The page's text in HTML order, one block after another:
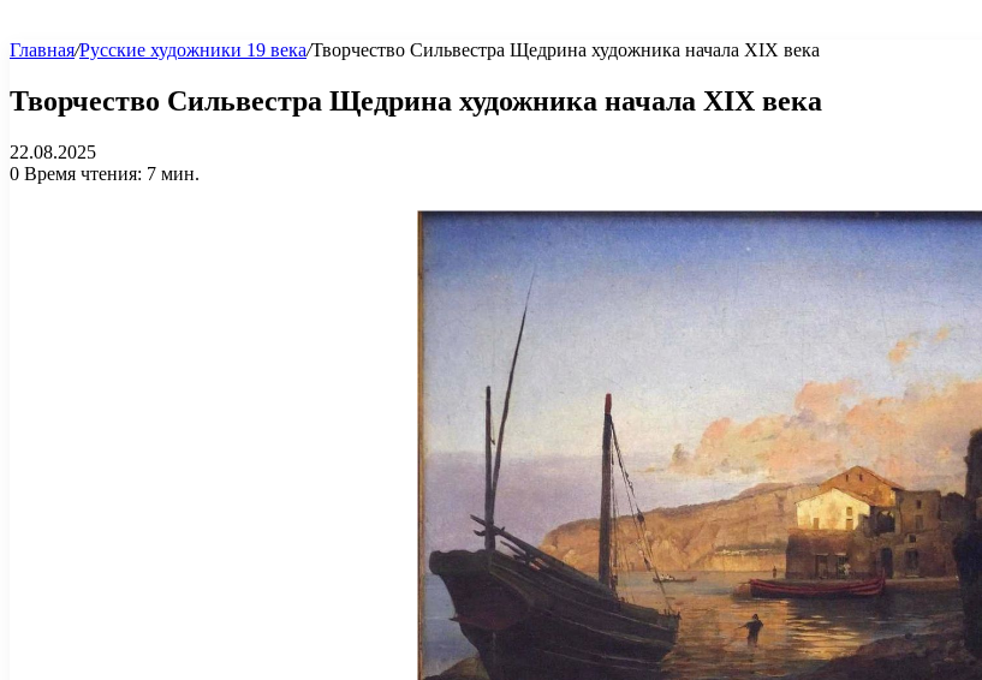
Главная/Русские художники 19 века/Творчество Сильвестра Щедрина художника начала XIX века
Творчество Сильвестра Щедрина художника начала XIX века
22.08.2025
0 Время чтения: 7 мин.